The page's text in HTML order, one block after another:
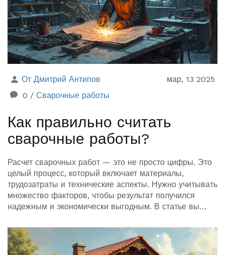
От Дмитрий Антипов
мар, 13 2025
0 / Сварочные работы
Как правильно считать
сварочные работы?
Расчет сварочных работ — это не просто цифры. Это
целый процесс, который включает материалы,
трудозатраты и технические аспекты. Нужно учитывать
множество факторов, чтобы результат получился
надежным и экономически выгодным. В статье вы
расчетах в сварочных работах.